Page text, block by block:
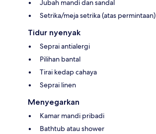
Jubah mandi dan sandal
Setrika/meja setrika (atas permintaan)
Tidur nyenyak
Seprai antialergi
Pilihan bantal
Tirai kedap cahaya
Seprai linen
Menyegarkan
Kamar mandi pribadi
Bathtub atau shower